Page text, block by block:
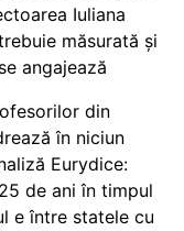
Iuliana
măsurată și
angajează
din
în niciun
Eurydice:
de ani în timpul
e între statele cu